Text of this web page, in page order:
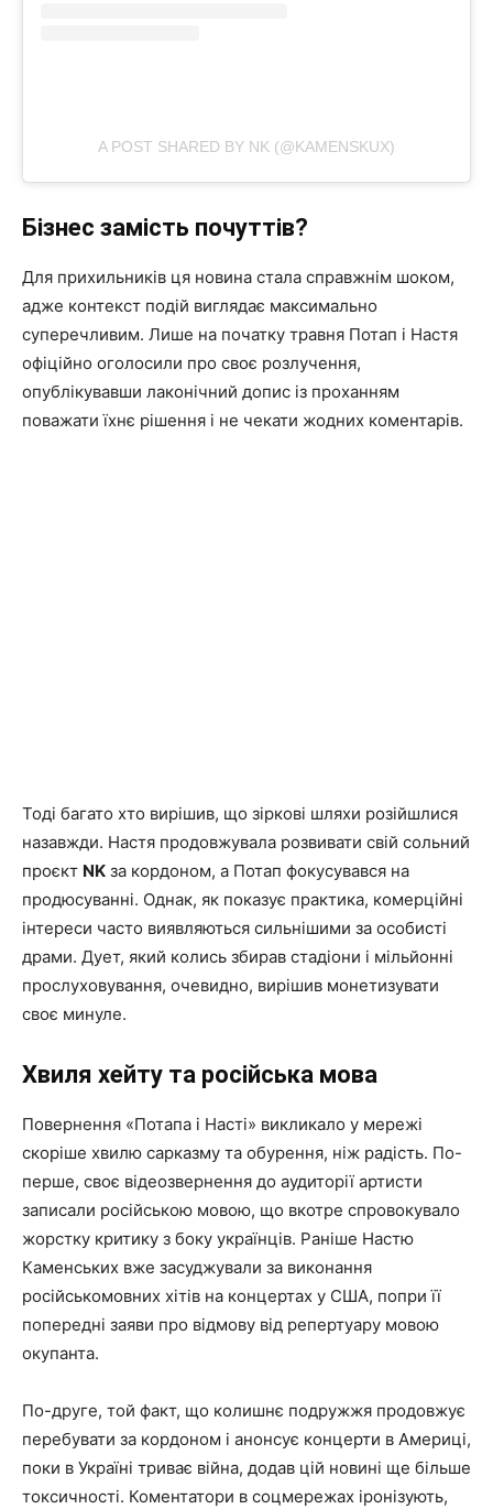
A POST SHARED BY NK (@KAMENSKUX)
Бізнес замість почуттів?
Для прихильників ця новина стала справжнім шоком,
адже контекст подій виглядає максимально
суперечливим. Лише на початку травня Потап і Настя
офіційно оголосили про своє розлучення,
опублікувавши лаконічний допис із проханням
поважати їхнє рішення і не чекати жодних коментарів.
Тоді багато хто вирішив, що зіркові шляхи розійшлися
назавжди. Настя продовжувала розвивати свій сольний
проєкт NK за кордоном, а Потап фокусувався на
продюсуванні. Однак, як показує практика, комерційні
інтереси часто виявляються сильнішими за особисті
драми. Дует, який колись збирав стадіони і мільйонні
прослуховування, очевидно, вирішив монетизувати
своє минуле.
Хвиля хейту та російська мова
Повернення «Потапа і Насті» викликало у мережі
скоріше хвилю сарказму та обурення, ніж радість. По-
перше, своє відеозвернення до аудиторії артисти
записали російською мовою, що вкотре спровокувало
жорстку критику з боку українців. Раніше Настю
Каменських вже засуджували за виконання
російськомовних хітів на концертах у США, попри її
попередні заяви про відмову від репертуару мовою
окупанта.
По-друге, той факт, що колишнє подружжя продовжує
перебувати за кордоном і анонсує концерти в Америці,
поки в Україні триває війна, додав цій новині ще більше
токсичності. Коментатори в соцмережах іронізують,